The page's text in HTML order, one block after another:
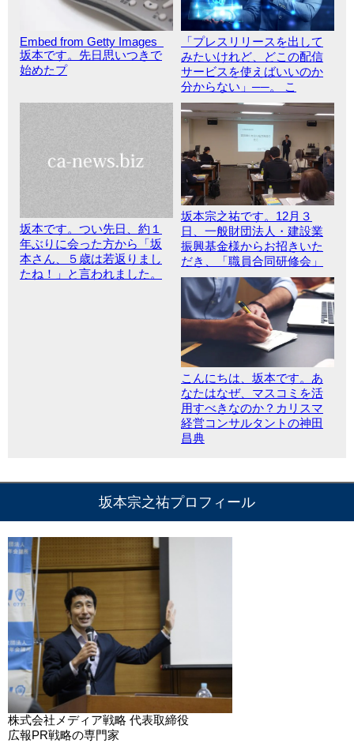
Embed from Getty Images
坂本です。先日思いつきで
始めたプ
「プレスリリースを出して
みたいけれど、どこの配信
サービスを使えばいいのか
分からない」──。 こ
坂本です。つい先日、約１
年ぶりに会った方から「坂
本さん、５歳は若返りまし
たね！」と言われました。
坂本宗之祐です。12月３
日、一般財団法人・建設業
振興基金様からお招きいた
だき、「職員合同研修会」
こんにちは、坂本です。あ
なたはなぜ、マスコミを活
用すべきなのか？カリスマ
経営コンサルタントの神田
昌典
坂本宗之祐プロフィール
株式会社メディア戦略 代表取締役
広報PR戦略の専門家